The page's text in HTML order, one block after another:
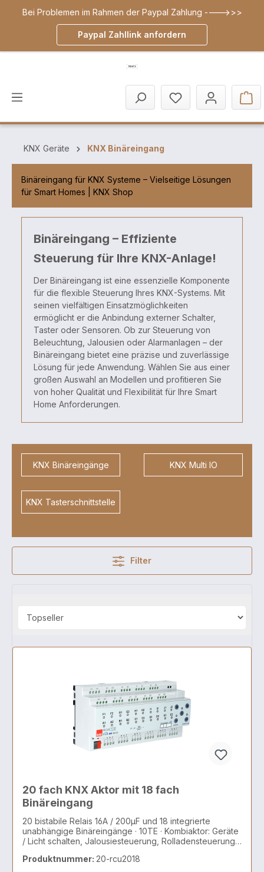
springen
Bei Problemen im Rahmen der Paypal Zahlung ---->>>
Paypal Zahllink anfordern
KNX Geräte KNX Binäreingang
Binäreingang für KNX Systeme – Vielseitige Lösungen
für Smart Homes | KNX Shop
Binäreingang – Effiziente
Steuerung für Ihre KNX-Anlage!
Der Binäreingang ist eine essenzielle Komponente
für die flexible Steuerung Ihres KNX-Systems. Mit
seinen vielfältigen Einsatzmöglichkeiten
ermöglicht er die Anbindung externer Schalter,
Taster oder Sensoren. Ob zur Steuerung von
Beleuchtung, Jalousien oder Alarmanlagen – der
Binäreingang bietet eine präzise und zuverlässige
Lösung für jede Anwendung. Wählen Sie aus einer
großen Auswahl an Modellen und profitieren Sie
von hoher Qualität und Flexibilität für Ihre Smart
Home Anforderungen.
KNX Binäreingänge KNX Multi IO
KNX Tasterschnittstelle
Filter
20 fach KNX Aktor mit 18 fach
Binäreingang
20 bistabile Relais 16A / 200µF und 18 integrierte
unabhängige Binäreingänge · 10TE · Kombiaktor: Geräte
/ Licht schalten, Jalousiesteuerung, Rolladensteuerung,
Produktnummer: 20-rcu2018